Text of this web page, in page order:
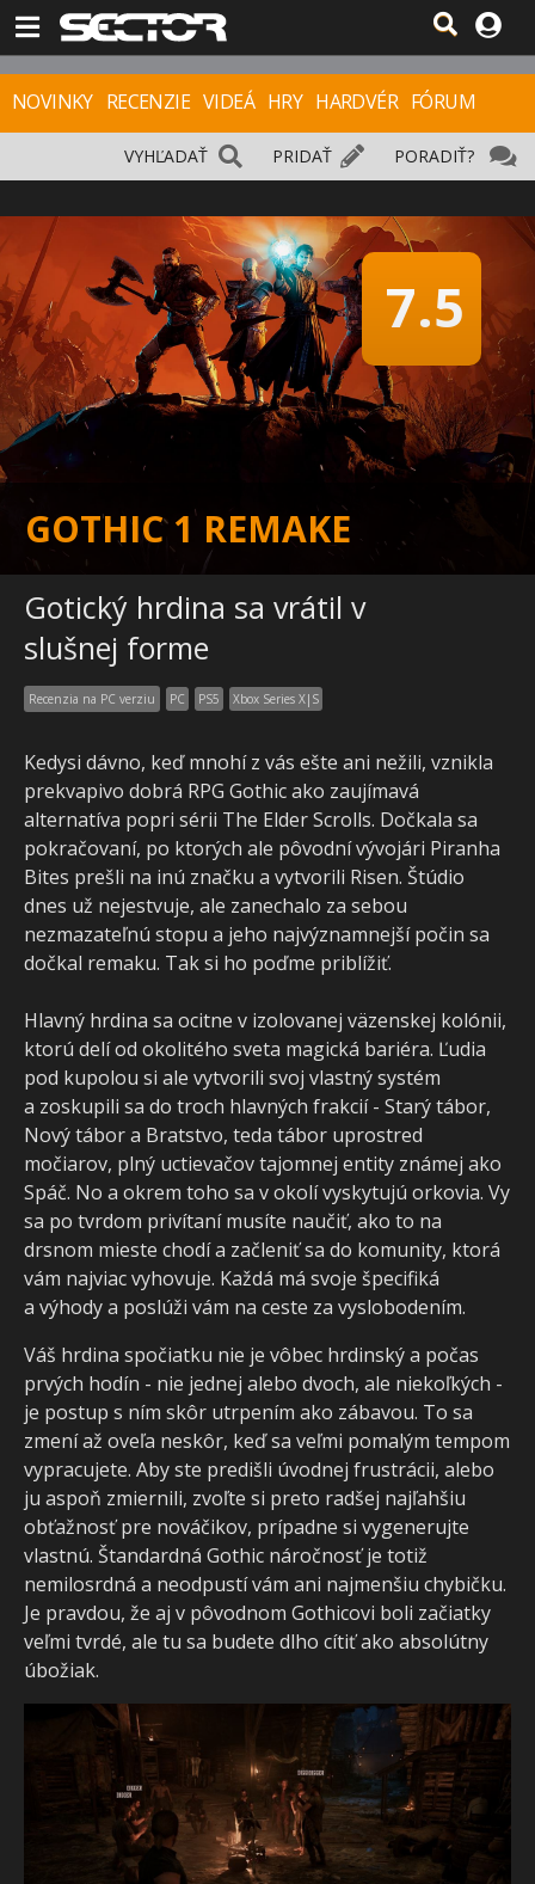
NOVINKY RECENZIE VIDEÁ HRY HARDVÉR FÓRUM
PORADIŤ?
PRIDAŤ
VYHĽADAŤ
GOTHIC 1 REMAKE
7.5
Gotický hrdina sa vrátil v
slušnej forme
Recenzia na PC verziu PC PS5 Xbox Series X|S
Kedysi dávno, keď mnohí z vás ešte ani nežili, vznikla
prekvapivo dobrá RPG Gothic ako zaujímavá
alternatíva popri sérii The Elder Scrolls. Dočkala sa
pokračovaní, po ktorých ale pôvodní vývojári Piranha
Bites prešli na inú značku a vytvorili Risen. Štúdio
dnes už nejestvuje, ale zanechalo za sebou
nezmazateľnú stopu a jeho najvýznamnejší počin sa
dočkal remaku. Tak si ho poďme priblížiť.
Hlavný hrdina sa ocitne v izolovanej väzenskej kolónii,
ktorú delí od okolitého sveta magická bariéra. Ľudia
pod kupolou si ale vytvorili svoj vlastný systém
a zoskupili sa do troch hlavných frakcií - Starý tábor,
Nový tábor a Bratstvo, teda tábor uprostred
močiarov, plný uctievačov tajomnej entity známej ako
Spáč. No a okrem toho sa v okolí vyskytujú orkovia. Vy
sa po tvrdom privítaní musíte naučiť, ako to na
drsnom mieste chodí a začleniť sa do komunity, ktorá
vám najviac vyhovuje. Každá má svoje špecifiká
a výhody a poslúži vám na ceste za vyslobodením.
Váš hrdina spočiatku nie je vôbec hrdinský a počas
prvých hodín - nie jednej alebo dvoch, ale niekoľkých -
je postup s ním skôr utrpením ako zábavou. To sa
zmení až oveľa neskôr, keď sa veľmi pomalým tempom
vypracujete. Aby ste predišli úvodnej frustrácii, alebo
ju aspoň zmiernili, zvoľte si preto radšej najľahšiu
obťažnosť pre nováčikov, prípadne si vygenerujte
vlastnú. Štandardná Gothic náročnosť je totiž
nemilosrdná a neodpustí vám ani najmenšiu chybičku.
Je pravdou, že aj v pôvodnom Gothicovi boli začiatky
veľmi tvrdé, ale tu sa budete dlho cítiť ako absolútny
úbožiak.